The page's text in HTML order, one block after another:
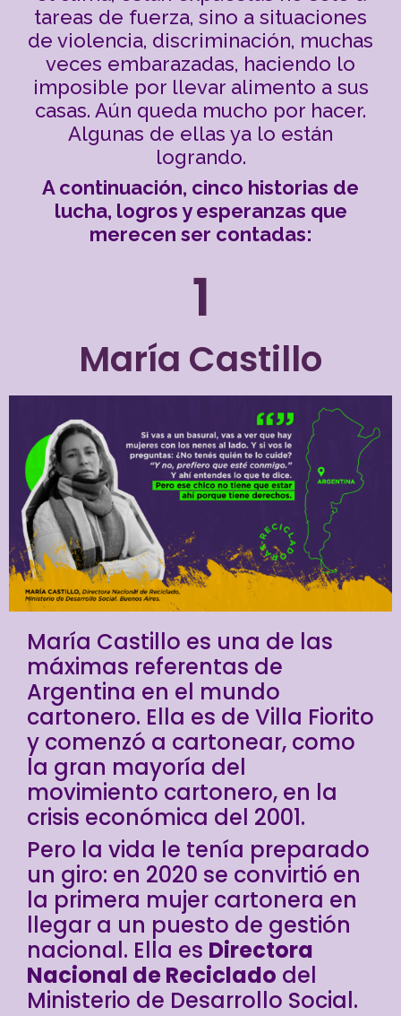
tareas de fuerza, sino a situaciones
de violencia, discriminación, muchas
veces embarazadas, haciendo lo
imposible por llevar alimento a sus
casas. Aún queda mucho por hacer.
Algunas de ellas ya lo están
logrando.
A continuación, cinco historias de
lucha, logros y esperanzas que
merecen ser contadas:
1
María Castillo
María Castillo es una de las
máximas referentas de
Argentina en el mundo
cartonero. Ella es de Villa Fiorito
y comenzó a cartonear, como
la gran mayoría del
movimiento cartonero, en la
crisis económica del 2001.
Pero la vida le tenía preparado
un giro: en 2020 se convirtió en
la primera mujer cartonera en
llegar a un puesto de gestión
nacional. Ella es Directora
Nacional de Reciclado del
Ministerio de Desarrollo Social.